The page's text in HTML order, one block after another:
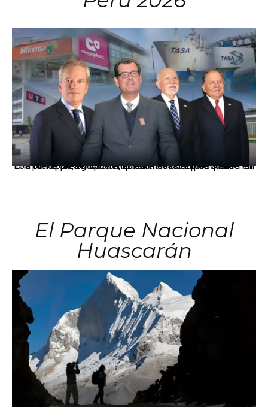
Los principales grupos empresariales del país mantienen una fuerte presencia en Áncash mediante inversiones en comercio, educación, salud e industria pesquera.
El Parque Nacional
Huascarán